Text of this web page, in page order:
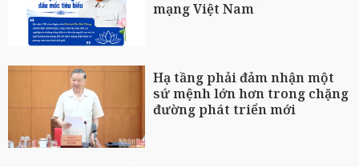
mạng Việt Nam
Hạ tầng phải đảm nhận một
sứ mệnh lớn hơn trong chặng
đường phát triển mới